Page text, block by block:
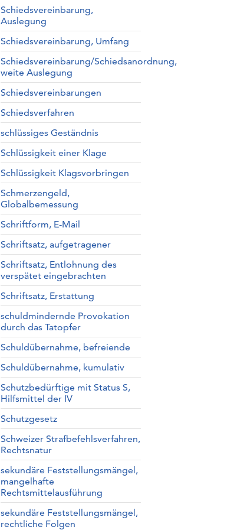
Schiedsvereinbarung,
Auslegung
Schiedsvereinbarung, Umfang
Schiedsvereinbarung/Schiedsanordnung,
weite Auslegung
Schiedsvereinbarungen
Schiedsverfahren
schlüssiges Geständnis
Schlüssigkeit einer Klage
Schlüssigkeit Klagsvorbringen
Schmerzengeld,
Globalbemessung
Schriftform, E-Mail
Schriftsatz, aufgetragener
Schriftsatz, Entlohnung des
verspätet eingebrachten
Schriftsatz, Erstattung
schuldmindernde Provokation
durch das Tatopfer
Schuldübernahme, befreiende
Schuldübernahme, kumulativ
Schutzbedürftige mit Status S,
Hilfsmittel der IV
Schutzgesetz
Schweizer Strafbefehlsverfahren,
Rechtsnatur
sekundäre Feststellungsmängel,
mangelhafte
Rechtsmittelausführung
sekundäre Feststellungsmängel,
rechtliche Folgen